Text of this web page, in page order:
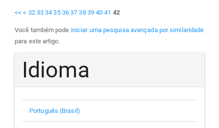
<< < 32 33 34 35 36 37 38 39 40 41 42
Você também pode iniciar uma pesquisa avançada por similaridade
para este artigo.
Idioma
Português (Brasil)